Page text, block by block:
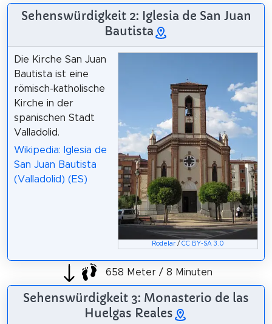
Sehenswürdigkeit 2: Iglesia de San Juan
Bautista
Rodelar /CC BY-SA 3.0
Die Kirche San Juan
Bautista ist eine
römisch-katholische
Kirche in der
spanischen Stadt
Valladolid.
Wikipedia: Iglesia de
San Juan Bautista
(Valladolid) (ES)
658 Meter / 8 Minuten
Sehenswürdigkeit 3: Monasterio de las
Huelgas Reales